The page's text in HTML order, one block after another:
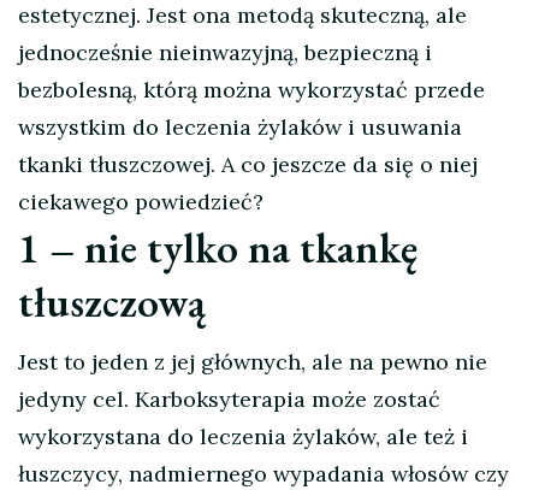
estetycznej. Jest ona metodą skuteczną, ale
jednocześnie nieinwazyjną, bezpieczną i
bezbolesną, którą można wykorzystać przede
wszystkim do leczenia żylaków i usuwania
tkanki tłuszczowej. A co jeszcze da się o niej
ciekawego powiedzieć?
1 – nie tylko na tkankę
tłuszczową
Jest to jeden z jej głównych, ale na pewno nie
jedyny cel. Karboksyterapia może zostać
wykorzystana do leczenia żylaków, ale też i
łuszczycy, nadmiernego wypadania włosów czy